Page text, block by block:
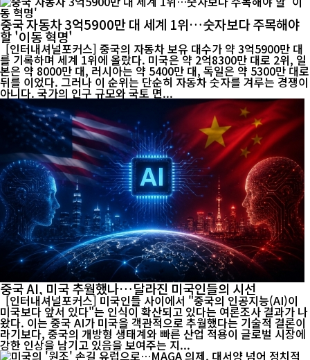
중국 자동차 3억5900만 대 세계 1위…숫자보다 주목해야
할 '이동 혁명'
[인터내셔널포커스] 중국의 자동차 보유 대수가 약 3억5900만 대
를 기록하며 세계 1위에 올랐다. 미국은 약 2억8300만 대로 2위, 일
본은 약 8000만 대, 러시아는 약 5400만 대, 독일은 약 5300만 대로
뒤를 이었다. 그러나 이 순위는 단순히 자동차 숫자를 겨루는 경쟁이
아니다. 국가의 인구 규모와 국토 면...
중국 AI, 미국 추월했나…달라진 미국인들의 시선
[인터내셔널포커스] 미국인들 사이에서 "중국의 인공지능(AI)이
미국보다 앞서 있다"는 인식이 확산되고 있다는 여론조사 결과가 나
왔다. 이는 중국 AI가 미국을 객관적으로 추월했다는 기술적 결론이
라기보다, 중국의 개방형 생태계와 빠른 산업 적용이 글로벌 시장에
강한 인상을 남기고 있음을 보여주는 지...